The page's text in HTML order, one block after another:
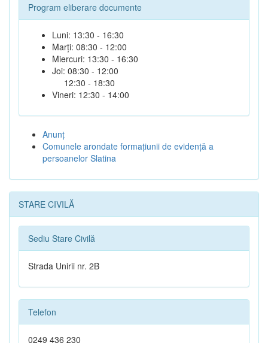
Program eliberare documente
Luni: 13:30 - 16:30
Marți: 08:30 - 12:00
Miercuri: 13:30 - 16:30
Joi: 08:30 - 12:00
12:30 - 18:30
Vineri: 12:30 - 14:00
Anunţ
Comunele arondate formaţiunii de evidenţă a
persoanelor Slatina
STARE CIVILĂ
Sediu Stare Civilă
Strada Unirii nr. 2B
Telefon
0249 436 230